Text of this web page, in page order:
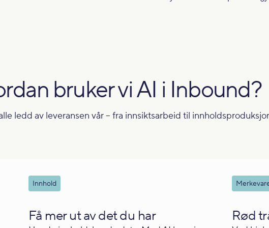
bruker vi AI i Inbound?
ledd av leveransen vår – fra innsiktsarbeid til
Innhold
Få mer ut av det du har Rød